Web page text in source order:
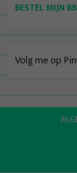
BESTEL MIJN
Volg me op